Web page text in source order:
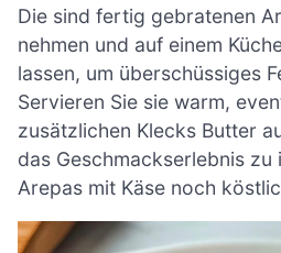
Die sind fertig gebratenen
nehmen und auf einem
lassen, um überschüssiges
Servieren Sie sie warm,
zusätzlichen Klecks Butter
das Geschmackserlebnis
Arepas mit Käse noch